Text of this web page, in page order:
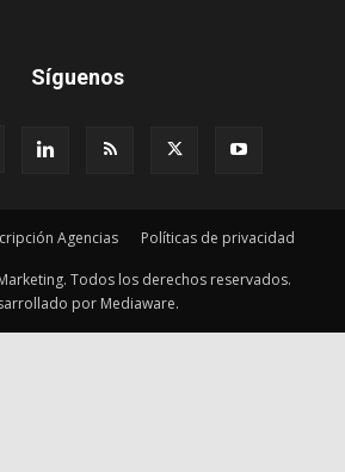
Síguenos
Agencias Políticas de privacidad
Todos los derechos reservados.
por Mediaware.